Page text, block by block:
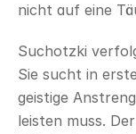
nicht auf eine
Suchotzki
Sie sucht in
geistige
leisten muss.